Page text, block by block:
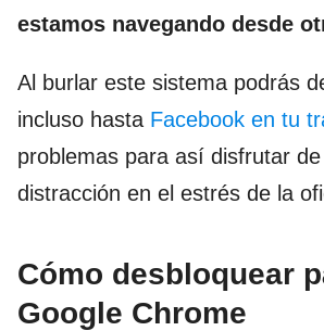
estamos navegando desde
Al burlar este sistema podrás
incluso hasta Facebook en tu
problemas para así disfrutar
distracción en el estrés de la
Cómo desbloquear
Google Chrome